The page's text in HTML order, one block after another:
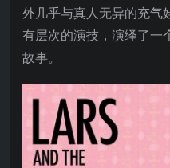
外几乎与真人无异的充气
有层次的演技，演绎了一
故事。